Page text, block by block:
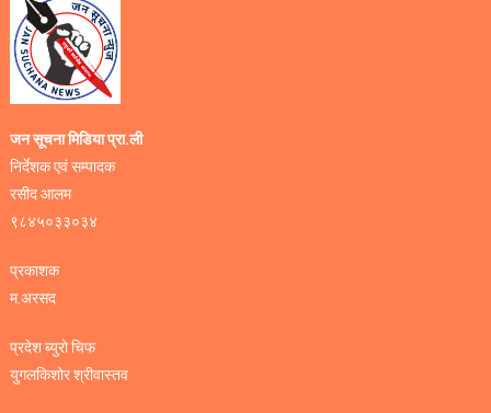
जन सूचना मिडिया प्रा.ली
निर्देशक एवं सम्पादक
रसीद आलम
९८४५०३३०३४
प्रकाशक
म.अरसद
प्रदेश ब्युरो चिफ
युगलकिशोर श्रीवास्तव